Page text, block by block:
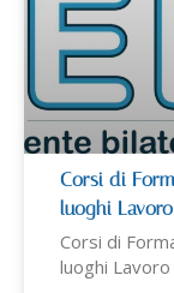
Corsi di
luoghi
Corsi di
luoghi